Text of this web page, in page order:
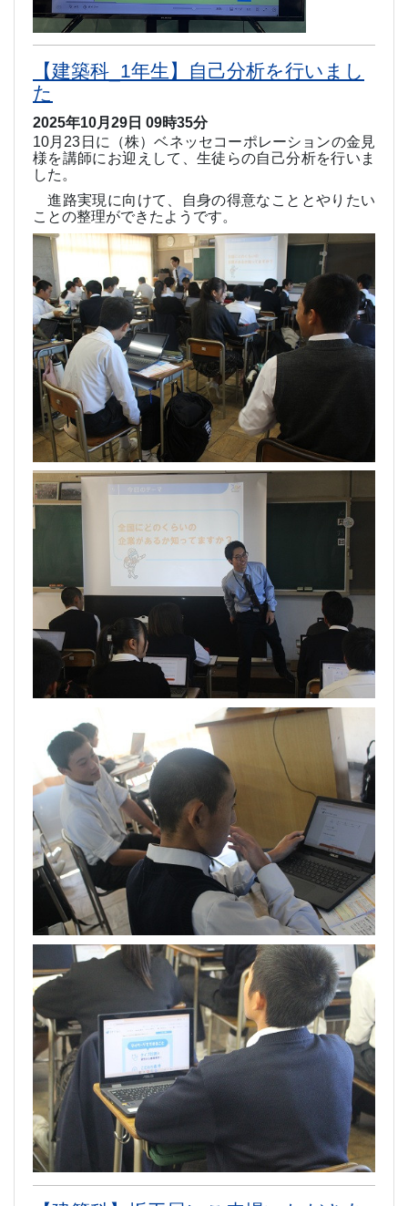
【建築科_1年生】自己分析を行いまし
た
2025年10月29日 09時35分
10月 23 日に（株）ベネッセコーポレーションの金見
様を講師にお迎えして、生徒らの自己分析を行いま
した。
進路実現に向けて、自身の得意なこととやりたい
ことの整理ができたようです。